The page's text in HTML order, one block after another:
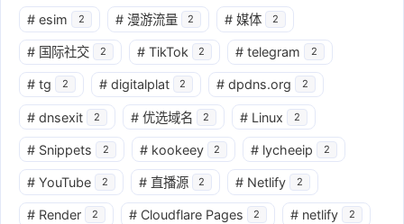
# esim 2 # 漫游流量 2 # 媒体 2
# 国际社交 2 # TikTok 2 # telegram 2
# tg 2 # digitalplat 2 # dpdns.org 2
# dnsexit 2 # 优选域名 2 # Linux 2
# Snippets 2 # kookeey 2 # lycheeip 2
# YouTube 2 # 直播源 2 # Netlify 2
# Render 2 # Cloudflare Pages 2 # netlify 2